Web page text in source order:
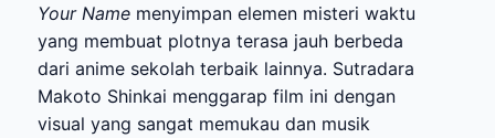
Your Name menyimpan elemen misteri waktu
yang membuat plotnya terasa jauh berbeda
dari anime sekolah terbaik lainnya. Sutradara
Makoto Shinkai menggarap film ini dengan
visual yang sangat memukau dan musik